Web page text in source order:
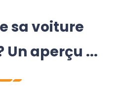
sa voiture
Un aperçu ...